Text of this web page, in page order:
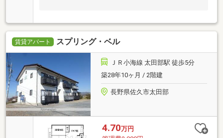
賃貸アパート スプリング・ベル
ＪＲ小海線 太田部駅 徒歩5分
築28年10ヶ月 / 2階建
長野県佐久市太田部
4.70万円